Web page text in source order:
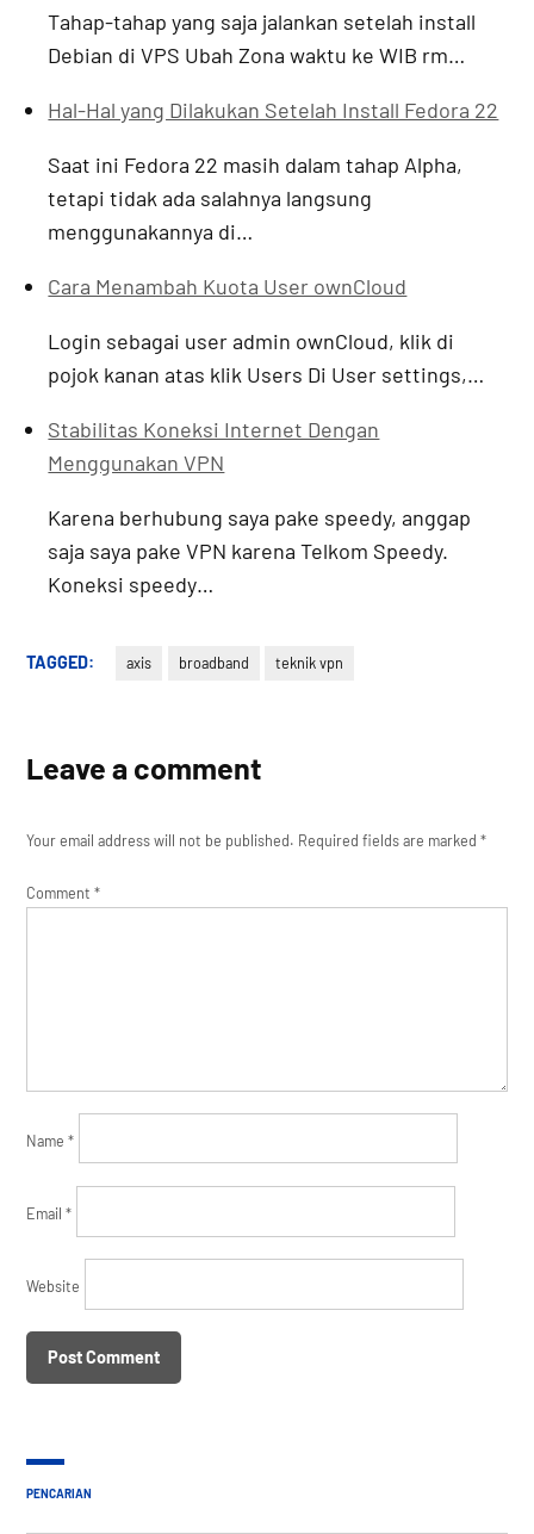
Tahap-tahap yang saja jalankan setelah install
Debian di VPS Ubah Zona waktu ke WIB rm…
Hal-Hal yang Dilakukan Setelah Install Fedora 22
Saat ini Fedora 22 masih dalam tahap Alpha,
tetapi tidak ada salahnya langsung
menggunakannya di…
Cara Menambah Kuota User ownCloud
Login sebagai user admin ownCloud, klik di
pojok kanan atas klik Users Di User settings,…
Stabilitas Koneksi Internet Dengan
Menggunakan VPN
Karena berhubung saya pake speedy, anggap
saja saya pake VPN karena Telkom Speedy.
Koneksi speedy…
TAGGED: axis broadband teknik vpn
Leave a comment
Your email address will not be published. Required fields are marked*
Comment*
Name*
Email*
Website
PENCARIAN